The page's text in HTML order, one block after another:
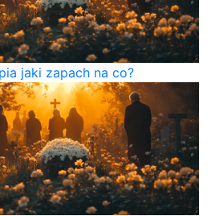
jaki zapach na co?